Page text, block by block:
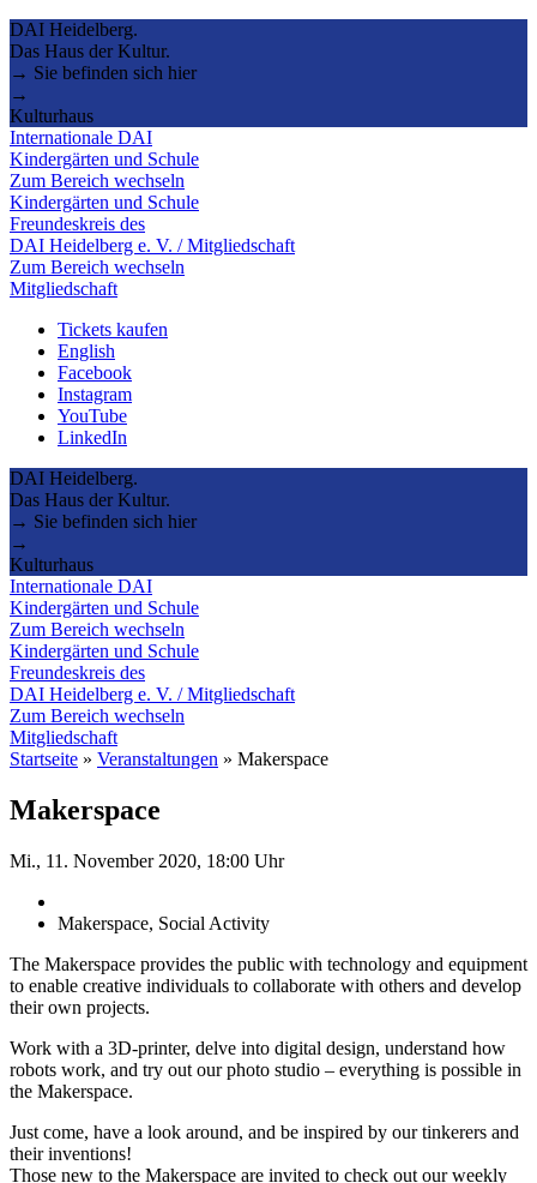
DAI Heidelberg.
Das Haus der Kultur.
→ Sie befinden sich hier
→
Kulturhaus
Internationale DAI
Kindergärten und Schule
Zum Bereich wechseln
Kindergärten und Schule
Freundeskreis des
DAI Heidelberg e. V. / Mitgliedschaft
Zum Bereich wechseln
Mitgliedschaft
Tickets kaufen
English
Facebook
Instagram
YouTube
LinkedIn
DAI Heidelberg.
Das Haus der Kultur.
→ Sie befinden sich hier
→
Kulturhaus
Internationale DAI
Kindergärten und Schule
Zum Bereich wechseln
Kindergärten und Schule
Freundeskreis des
DAI Heidelberg e. V. / Mitgliedschaft
Zum Bereich wechseln
Mitgliedschaft
Startseite » Veranstaltungen » Makerspace
Makerspace
Mi., 11. November 2020, 18:00 Uhr
Makerspace, Social Activity
The Makerspace provides the public with technology and equipment
to enable creative individuals to collaborate with others and develop
their own projects.
Work with a 3D-printer, delve into digital design, understand how
robots work, and try out our photo studio – everything is possible in
the Makerspace.
Just come, have a look around, and be inspired by our tinkerers and
their inventions!
Those new to the Makerspace are invited to check out our weekly